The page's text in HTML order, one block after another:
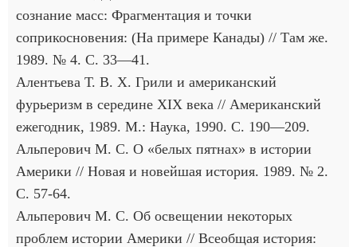
сознание масс: Фрагментация и точки
соприкосновения: (На примере Канады) // Там же.
1989. № 4. С. 33—41.
Алентьева Т. В. X. Грили и американский
фурьеризм в середине XIX века // Американский
ежегодник, 1989. М.: Наука, 1990. С. 190—209.
Альперович М. С. О «белых пятнах» в истории
Америки // Новая и новейшая история. 1989. № 2.
С. 57-64.
Альперович М. С. Об освещении некоторых
проблем истории Америки // Всеобщая история: